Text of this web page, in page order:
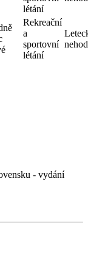
létání
Rekreační
a
sportovní
létání
- vydání